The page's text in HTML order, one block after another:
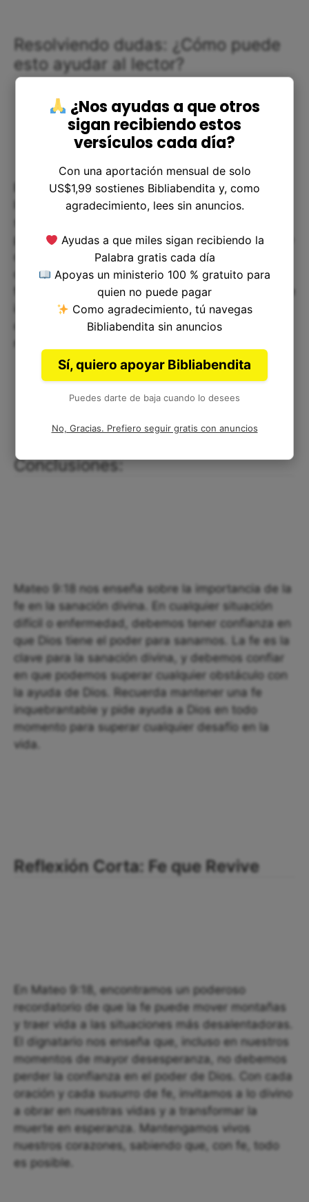
Resolviendo dudas: ¿Cómo puede
esto ayudar al lector?
Este versículo y su reflexión pueden ayudar al
lector a encontrar fuerza y consuelo en
poder divino de sanación son poderosos. Si siente
que no tiene la capacidad de superar una
dificultad o enfermedad, recordar el poder de la
fe y buscar la ayuda de Dios puede ser una fuente
importante de apoyo y ayuda. La confianza en la
curación divina y la fe son fundamentales para
Conclusiones:
Mateo 9:18 nos enseña sobre la importancia de la
fe en la sanación divina. En cualquier situación
difícil o enfermedad, debemos tener confianza en
que Dios tiene el poder para sanarnos. La fe es la
clave para la sanación divina, y debemos confiar
en que podemos superar cualquier obstáculo con
la ayuda de Dios. Recuerda mantener una fe
inquebrantable y pide ayuda a Dios en todo
momento para superar cualquier desafío en la
vida.
Reflexión Corta: Fe que Revive
En Mateo 9:18, encontramos un poderoso
recordatorio de que la fe puede mover montañas
y traer vida a las situaciones más desalentadoras.
El dignatario nos enseña que, incluso en nuestros
momentos de mayor desesperanza, no debemos
perder la confianza en el poder de Dios. Con cada
oración y cada susurro de fe, invitamos a lo divino
a obrar en nuestras vidas y a transformar la
muerte en esperanza. Mantengamos vivos
nuestros corazones, sabiendo que, con fe, todo
es posible.
¿Nos ayudas a que otros
sigan recibiendo estos
versículos cada día?
Con una aportación mensual de solo
US$1,99 sostienes Bibliabendita y, como
agradecimiento, lees sin anuncios.
Ayudas a que miles sigan recibiendo la
Palabra gratis cada día
Apoyas un ministerio 100 % gratuito para
quien no puede pagar
Como agradecimiento, tú navegas
Bibliabendita sin anuncios
Sí, quiero apoyar Bibliabendita
Puedes darte de baja cuando lo desees
No, Gracias. Prefiero seguir gratis con anuncios